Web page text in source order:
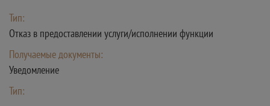
Тип:
Отказ в предоставлении услуги/исполнении функции
Получаемые документы:
Уведомление
Тип: